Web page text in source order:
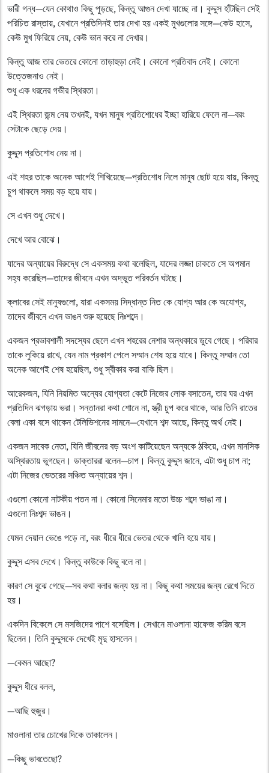
ভারী গন্ধ—যেন কোথাও কিছু পুড়ছে, কিন্তু আগুন দেখা যাচ্ছে না। কুদ্দুস হাঁটছিল সেই
পরিচিত রাস্তায়, যেখানে প্রতিদিনই তার দেখা হয় একই মুখগুলোর সঙ্গে—কেউ হাসে,
কেউ মুখ ফিরিয়ে নেয়, কেউ ভান করে না দেখার।
কিন্তু আজ তার ভেতরে কোনো তাড়াহুড়া নেই। কোনো প্রতিবাদ নেই। কোনো
উত্তেজনাও নেই।
শুধু এক ধরনের গভীর স্থিরতা।
এই স্থিরতা জন্ম নেয় তখনই, যখন মানুষ প্রতিশোধের ইচ্ছা হারিয়ে ফেলে না—বরং
সেটাকে ছেড়ে দেয়।
কুদ্দুস প্রতিশোধ নেয় না।
এই শহর তাকে অনেক আগেই শিখিয়েছে—প্রতিশোধ নিলে মানুষ ছোট হয়ে যায়, কিন্তু
চুপ থাকলে সময় বড় হয়ে যায়।
সে এখন শুধু দেখে।
দেখে আর বোঝে।
যাদের অন্যায়ের বিরুদ্ধে সে একসময় কথা বলেছিল, যাদের লজ্জা ঢাকতে সে অপমান
সহ্য করেছিল—তাদের জীবনে এখন অদ্ভুত পরিবর্তন ঘটছে।
ক্লাবের সেই মানুষগুলো, যারা একসময় সিদ্ধান্ত নিত কে যোগ্য আর কে অযোগ্য,
তাদের জীবনে এখন ভাঙন শুরু হয়েছে নিঃশব্দে।
একজন প্রভাবশালী সদস্যের ছেলে এখন শহরের নেশার অন্ধকারে ডুবে গেছে। পরিবার
তাকে লুকিয়ে রাখে, যেন নাম প্রকাশ পেলে সম্মান শেষ হয়ে যাবে। কিন্তু সম্মান তো
অনেক আগেই শেষ হয়েছিল, শুধু স্বীকার করা বাকি ছিল।
আরেকজন, যিনি নিয়মিত অন্যের যোগ্যতা কেটে নিজের লোক বসাতেন, তার ঘর এখন
প্রতিদিন ঝগড়ায় ভরা। সন্তানরা কথা শোনে না, স্ত্রী চুপ করে থাকে, আর তিনি রাতের
বেলা একা বসে থাকেন টেলিভিশনের সামনে—যেখানে শব্দ আছে, কিন্তু অর্থ নেই।
একজন সাবেক নেতা, যিনি জীবনের বড় অংশ কাটিয়েছেন অন্যকে ঠকিয়ে, এখন মানসিক
অস্থিরতায় ভুগছেন। ডাক্তাররা বলেন—চাপ। কিন্তু কুদ্দুস জানে, এটা শুধু চাপ না;
এটা নিজের ভেতরের সঞ্চিত অন্যায়ের শব্দ।
এগুলো কোনো নাটকীয় পতন না। কোনো সিনেমার মতো উচ্চ শব্দে ভাঙা না।
এগুলো নিঃশব্দ ভাঙন।
যেমন দেয়াল ভেঙে পড়ে না, বরং ধীরে ধীরে ভেতর থেকে খালি হয়ে যায়।
কুদ্দুস এসব দেখে। কিন্তু কাউকে কিছু বলে না।
কারণ সে বুঝে গেছে—সব কথা বলার জন্য হয় না। কিছু কথা সময়ের জন্য রেখে দিতে
হয়।
একদিন বিকেলে সে মসজিদের পাশে বসেছিল। সেখানে মাওলানা হাফেজ করিম বসে
ছিলেন। তিনি কুদ্দুসকে দেখেই মৃদু হাসলেন।
—কেমন আছো?
কুদ্দুস ধীরে বলল,
—আছি হুজুর।
মাওলানা তার চোখের দিকে তাকালেন।
—কিছু ভাবতেছো?